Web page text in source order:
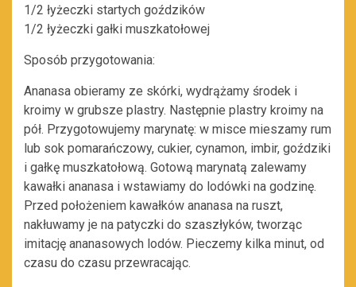
1/2 łyżeczki startych goździków
1/2 łyżeczki gałki muszkatołowej
Sposób przygotowania:
Ananasa obieramy ze skórki, wydrążamy środek i
kroimy w grubsze plastry. Następnie plastry kroimy na
pół. Przygotowujemy marynatę: w misce mieszamy rum
lub sok pomarańczowy, cukier, cynamon, imbir, goździki
i gałkę muszkatołową. Gotową marynatą zalewamy
kawałki ananasa i wstawiamy do lodówki na godzinę.
Przed położeniem kawałków ananasa na ruszt,
nakłuwamy je na patyczki do szaszłyków, tworząc
imitację ananasowych lodów. Pieczemy kilka minut, od
czasu do czasu przewracając.